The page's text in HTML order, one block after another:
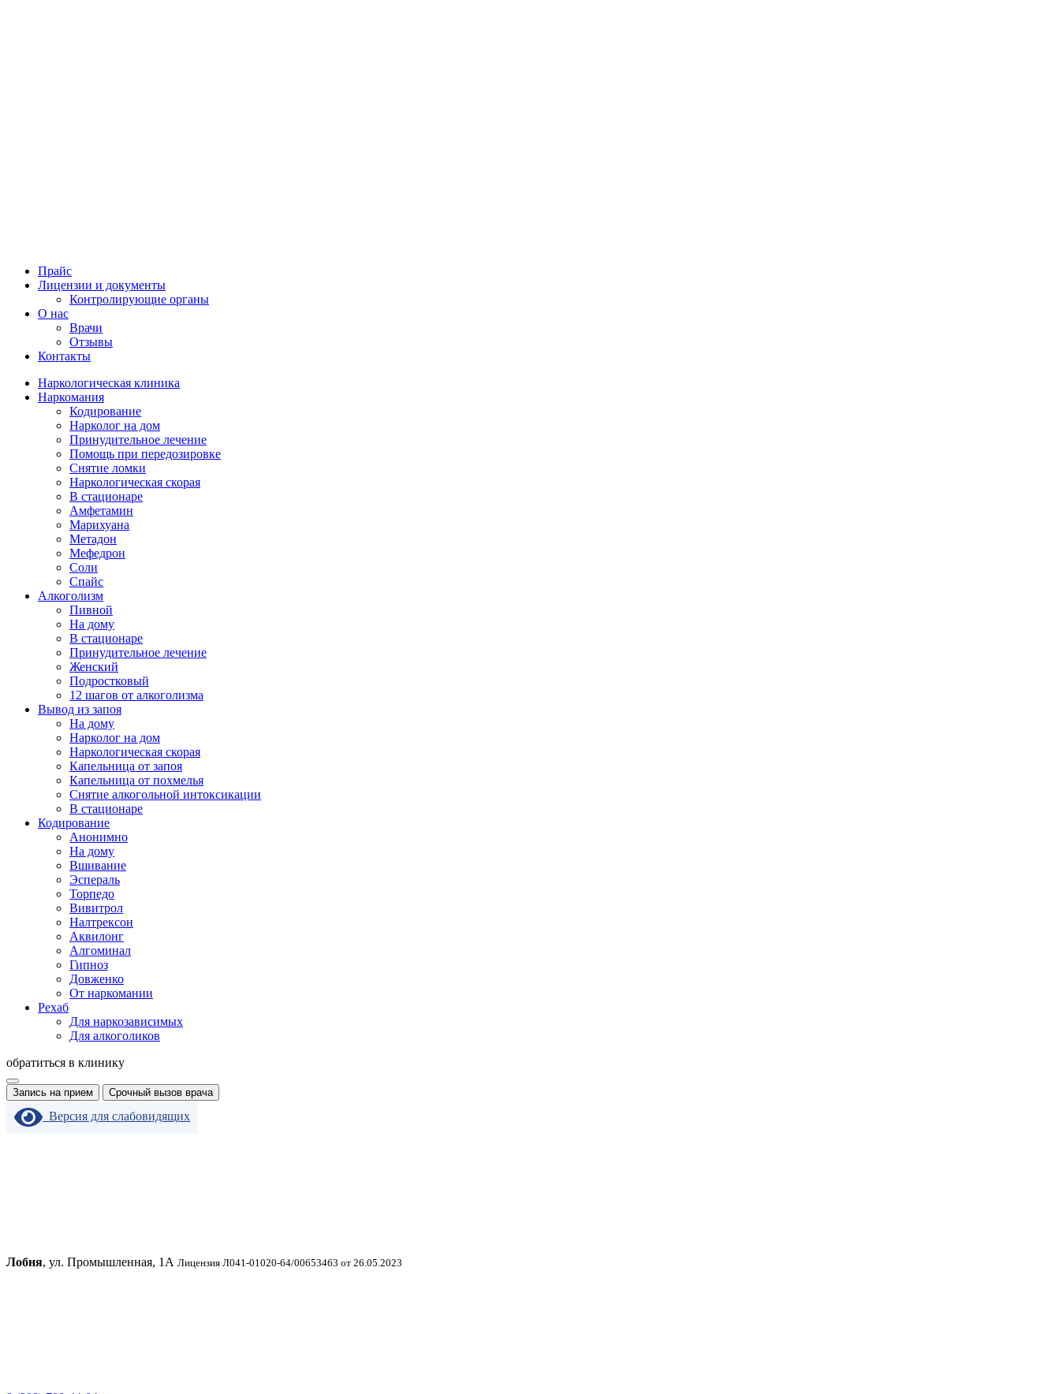
Прайс
Лицензии и документы
Контролирующие органы
О нас
Врачи
Отзывы
Контакты
Наркологическая клиника
Наркомания
Кодирование
Нарколог на дом
Принудительное лечение
Помощь при передозировке
Снятие ломки
Наркологическая скорая
В стационаре
Амфетамин
Марихуана
Метадон
Мефедрон
Соли
Спайс
Алкоголизм
Пивной
На дому
В стационаре
Принудительное лечение
Женский
Подростковый
12 шагов от алкоголизма
Вывод из запоя
На дому
Нарколог на дом
Наркологическая скорая
Капельница от запоя
Капельница от похмелья
Снятие алкогольной интоксикации
В стационаре
Кодирование
Анонимно
На дому
Вшивание
Эспераль
Торпедо
Вивитрол
Налтрексон
Аквилонг
Алгоминал
Гипноз
Довженко
От наркомании
Рехаб
Для наркозависимых
Для алкоголиков
обратиться в клинику
Запись на прием Срочный вызов врача
Версия для слабовидящих
Лобня, ул. Промышленная, 1А Лицензия Л041-01020-64/00653463 от 26.05.2023